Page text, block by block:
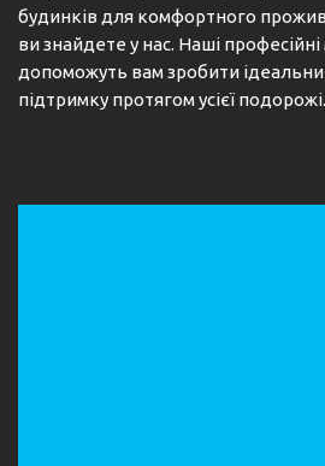
будинків для комфортного
ви знайдете у нас. Наші
допоможуть вам зробити
підтримку протягом усієї подорожі.